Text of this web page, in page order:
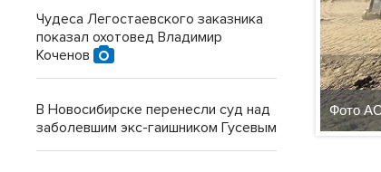
Фото
Чудеса Легостаевского заказника
показал охотовед Владимир
Коченов
В Новосибирске перенесли суд над
заболевшим экс-гаишником Гусевым